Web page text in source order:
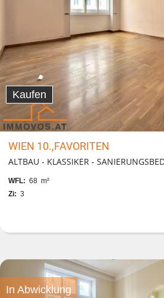
Kaufen
WIEN 10.,FAVORITEN
ALTBAU - KLASSIKER -
WFL: 68 m²
Zi: 3
In Abwicklung